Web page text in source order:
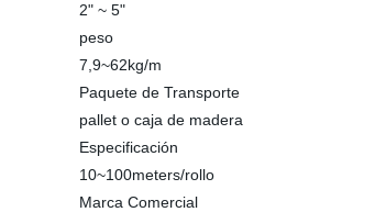
2" ~ 5"
peso
7,9~62kg/m
Paquete de Transporte
pallet o caja de madera
Especificación
10~100meters/rollo
Marca Comercial